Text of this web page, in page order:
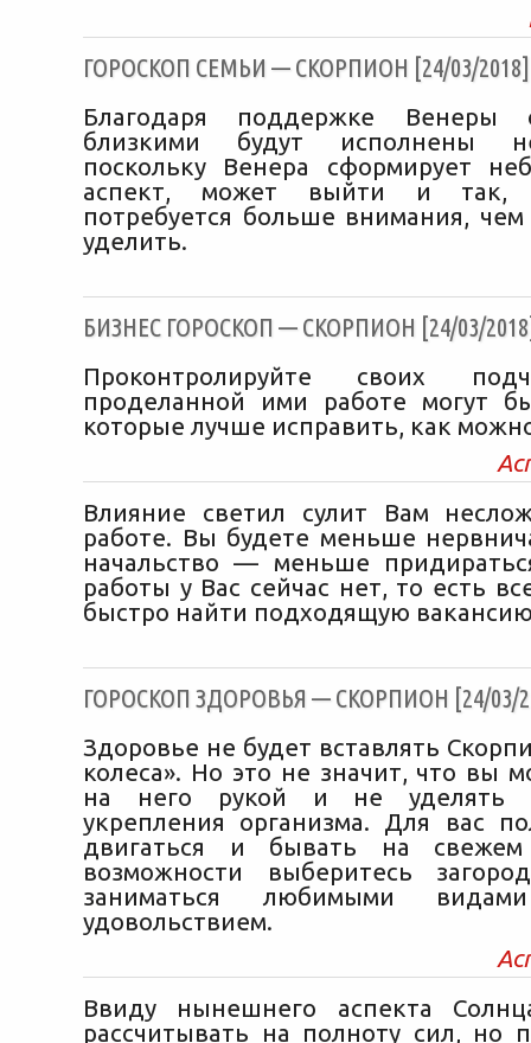
ГОРОСКОП СЕМЬИ — СКОРПИОН [24/03/2018]
Благодаря поддержке Венеры
близкими будут исполнены
поскольку Венера сформирует
аспект, может выйти и так,
потребуется больше внимания,
уделить.
БИЗНЕС ГОРОСКОП — СКОРПИОН [24/03/
Проконтролируйте своих
проделанной ими работе могут
которые лучше исправить, как
Влияние светил сулит Вам
работе. Вы будете меньше
начальство — меньше
работы у Вас сейчас нет, то есть
быстро найти подходящую
ГОРОСКОП ЗДОРОВЬЯ — СКОРПИОН [24/03/
Здоровье не будет вставлять
колеса». Но это не значит, что вы
на него рукой и не уделять
укрепления организма. Для вас
двигаться и бывать на
возможности выберитесь
заниматься любимыми
удовольствием.
Ввиду нынешнего аспекта
рассчитывать на полноту сил, но